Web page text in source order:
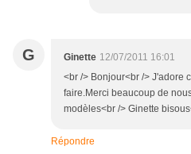
G Ginette 12/07/2011 16:01
<br /> Bonjour<br /> J'adore
faire.Merci beaucoup de
modèles<br /> Ginette
Répondre